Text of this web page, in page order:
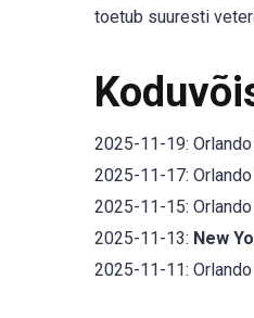
toetub suuresti
2025-11-19:
2025-11-17:
2025-11-15:
2025-11-13: New
2025-11-11: